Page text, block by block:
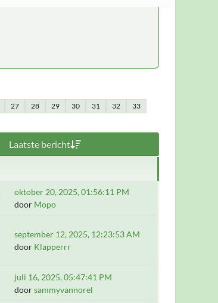
27 28 29 30 31 32
33
Laatste bericht
oktober 20, 2025, 01:56:11 PM
door Mopo
september 12, 2025, 12:23:53 AM
door Klapperrr
juli 16, 2025, 05:47:41 PM
doorsammyvannorel